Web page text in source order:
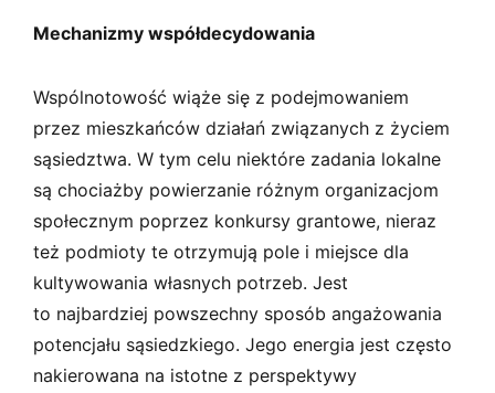
Mechanizmy współdecydowania
Wspólnotowość wiąże się z podejmowaniem
przez mieszkańców działań związanych z życiem
sąsiedztwa. W tym celu niektóre zadania lokalne
są chociażby powierzanie różnym organizacjom
społecznym poprzez konkursy grantowe, nieraz
też podmioty te otrzymują pole i miejsce dla
kultywowania własnych potrzeb. Jest
to najbardziej powszechny sposób angażowania
potencjału sąsiedzkiego. Jego energia jest często
nakierowana na istotne z perspektywy